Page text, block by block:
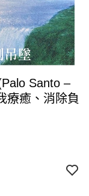
Santo –
療癒、消除負